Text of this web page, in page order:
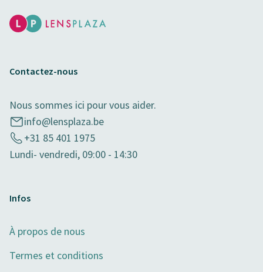
Contactez-nous
Nous sommes ici pour vous aider.
info@lensplaza.be
+31 85 401 1975
Lundi- vendredi, 09:00 - 14:30
Infos
À propos de nous
Termes et conditions